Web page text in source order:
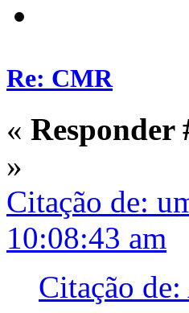
Re: CMR
« Responder
»
Citação de:
10:08:43 am
Citação